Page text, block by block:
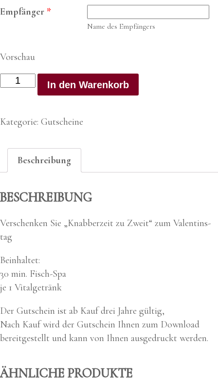
Empfänger *
Name des Empfängers
Vorschau
Gutschein
"Knabberzeit
Zweit"
In den Warenkorb
Kategorie: Gutscheine
Beschreibung
BESCHREIBUNG
Ver­schen­ken Sie „Knab­ber­zeit zu Zweit“ zum Valen­tins­
tag
Beinhal­tet:
30 min. Fisch-Spa
je 1 Vital­ge­tränk
Der Gut­schein ist ab Kauf drei Jah­re gül­tig,
Nach Kauf wird der Gut­schein Ihnen zum Down­load
bereit­ge­stellt und kann von Ihnen aus­ge­druckt wer­den.
ÄHNLICHE PRODUKTE